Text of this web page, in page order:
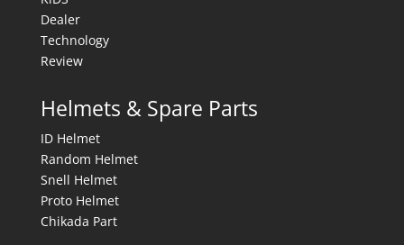
Dealer
Technology
Review
Helmets & Spare Parts
ID Helmet
Random Helmet
Snell Helmet
Proto Helmet
Chikada Part